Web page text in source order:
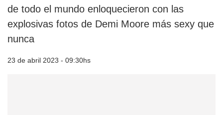
de todo el mundo enloquecieron con las
explosivas fotos de Demi Moore más sexy que
nunca
23 de abril 2023 - 09:30hs